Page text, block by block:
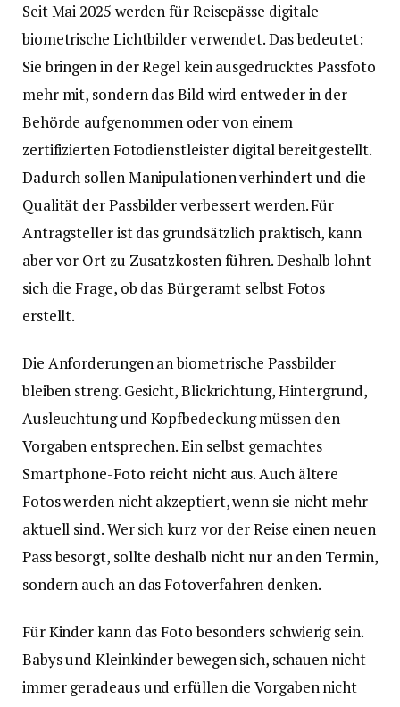
Seit Mai 2025 werden für Reisepässe digitale
biometrische Lichtbilder verwendet. Das bedeutet:
Sie bringen in der Regel kein ausgedrucktes Passfoto
mehr mit, sondern das Bild wird entweder in der
Behörde aufgenommen oder von einem
zertifizierten Fotodienstleister digital bereitgestellt.
Dadurch sollen Manipulationen verhindert und die
Qualität der Passbilder verbessert werden. Für
Antragsteller ist das grundsätzlich praktisch, kann
aber vor Ort zu Zusatzkosten führen. Deshalb lohnt
sich die Frage, ob das Bürgeramt selbst Fotos
erstellt.
Die Anforderungen an biometrische Passbilder
bleiben streng. Gesicht, Blickrichtung, Hintergrund,
Ausleuchtung und Kopfbedeckung müssen den
Vorgaben entsprechen. Ein selbst gemachtes
Smartphone-Foto reicht nicht aus. Auch ältere
Fotos werden nicht akzeptiert, wenn sie nicht mehr
aktuell sind. Wer sich kurz vor der Reise einen neuen
Pass besorgt, sollte deshalb nicht nur an den Termin,
sondern auch an das Fotoverfahren denken.
Für Kinder kann das Foto besonders schwierig sein.
Babys und Kleinkinder bewegen sich, schauen nicht
immer geradeaus und erfüllen die Vorgaben nicht